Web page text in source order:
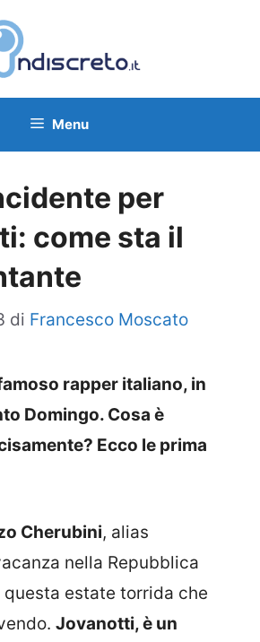
Menu
per
come sta il
di Francesco Moscato
rapper italiano, in
Domingo. Cosa è
Ecco le prima
Cherubini, alias
nella Repubblica
questa estate torrida che
Jovanotti, è un